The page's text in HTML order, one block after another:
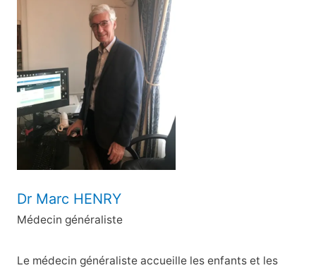
r
c
h
e
r
Dr Marc HENRY
Médecin généraliste
Le médecin généraliste accueille les enfants et les